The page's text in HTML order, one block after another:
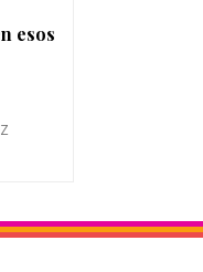
esos